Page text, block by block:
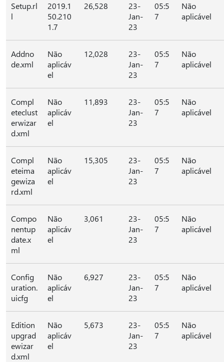
Setup.rl
l
2019.1
50.210
1.7
26,528
23-
Jan-
23
05:5
7
Não
aplicável
Addno
de.xml
Não
aplicáv
el
12,028
23-
Jan-
23
05:5
7
Não
aplicável
Compl
eteclust
erwizar
d.xml
Não
aplicáv
el
11,893
23-
Jan-
23
05:5
7
Não
aplicável
Compl
eteima
gewiza
rd.xml
Não
aplicáv
el
15,305
23-
Jan-
23
05:5
7
Não
aplicável
Compo
nentup
date.x
ml
Não
aplicáv
el
3,061
23-
Jan-
23
05:5
7
Não
aplicável
Config
uration.
uicfg
Não
aplicáv
el
6,927
23-
Jan-
23
05:5
7
Não
aplicável
Edition
upgrad
ewizar
d.xml
Não
aplicáv
el
5,673
23-
Jan-
23
05:5
7
Não
aplicável